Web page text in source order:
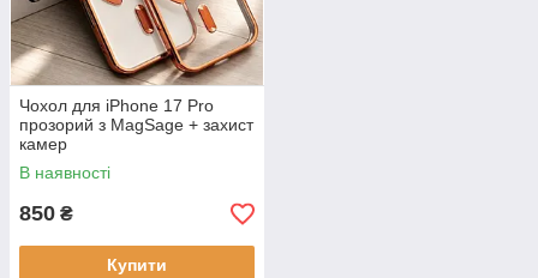
Чохол для iPhone 17 Pro
прозорий з MagSage + захист
камер
В наявності
850 ₴
Купити